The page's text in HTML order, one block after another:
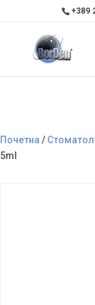
+389
Почетна /
5ml